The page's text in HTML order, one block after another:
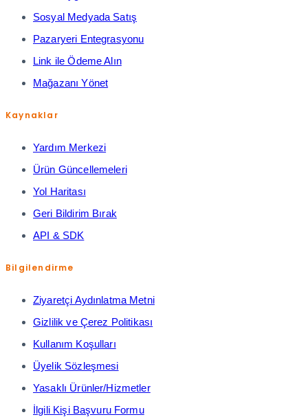
Sosyal Medyada Satış
Pazaryeri Entegrasyonu
Link ile Ödeme Alın
Mağazanı Yönet
Kaynaklar
Yardım Merkezi
Ürün Güncellemeleri
Yol Haritası
Geri Bildirim Bırak
API & SDK
Bilgilendirme
Ziyaretçi Aydınlatma Metni
Gizlilik ve Çerez Politikası
Kullanım Koşulları
Üyelik Sözleşmesi
Yasaklı Ürünler/Hizmetler
İlgili Kişi Başvuru Formu